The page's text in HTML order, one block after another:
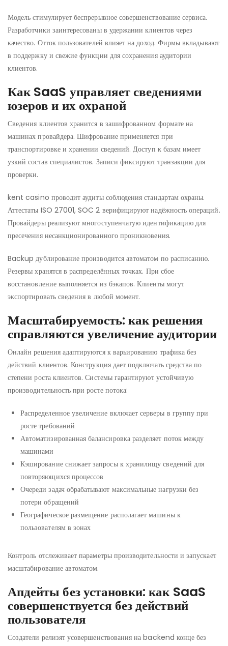
Модель стимулирует беспрерывное совершенствование сервиса.
Разработчики заинтересованы в удержании клиентов через
качество. Отток пользователей влияет на доход. Фирмы вкладывают
в поддержку и свежие функции для сохранения аудитории
клиентов.
Как SaaS управляет сведениями
юзеров и их охраной
Сведения клиентов хранится в зашифрованном формате на
машинах провайдера. Шифрование применяется при
транспортировке и хранении сведений. Доступ к базам имеет
узкий состав специалистов. Записи фиксируют транзакции для
проверки.
kent casino проводит аудиты соблюдения стандартам охраны.
Аттестаты ISO 27001, SOC 2 верифицируют надёжность операций.
Провайдеры реализуют многоступенчатую идентификацию для
пресечения несанкционированного проникновения.
Backup дублирование производится автоматом по расписанию.
Резервы хранятся в распределённых точках. При сбое
восстановление выполняется из бэкапов. Клиенты могут
экспортировать сведения в любой момент.
Масштабируемость: как решения
справляются увеличение аудитории
Онлайн решения адаптируются к варьированию трафика без
действий клиентов. Конструкция дает подключать средства по
степени роста клиентов. Системы гарантируют устойчивую
производительность при росте потока:
Распределенное увеличение включает серверы в группу при
росте требований
Автоматизированная балансировка разделяет поток между
машинами
Кэширование снижает запросы к хранилищу сведений для
повторяющихся процессов
Очереди задач обрабатывают максимальные нагрузки без
потери обращений
Географическое размещение располагает машины к
пользователям в зонах
Контроль отслеживает параметры производительности и запускает
масштабирование автоматом.
Апдейты без установки: как SaaS
совершенствуется без действий
пользователя
Создатели релизят усовершенствования на backend конце без